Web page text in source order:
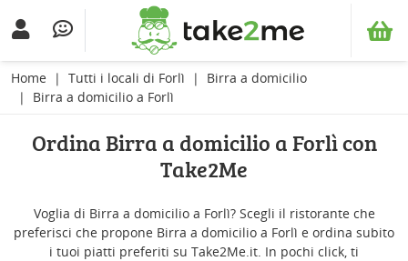
Home Tutti i locali di Forlì
Birra a domicilio
Birra a domicilio a Forlì
Ordina Birra a domicilio a Forlì con
Take2Me
Voglia di Birra a domicilio a Forlì? Scegli il ristorante che
preferisci che propone Birra a domicilio a Forlì e ordina subito
i tuoi piatti preferiti su Take2Me.it. In pochi click, ti